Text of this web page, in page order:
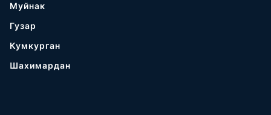
Муйнак
Гузар
Кумкурган
Шахимардан